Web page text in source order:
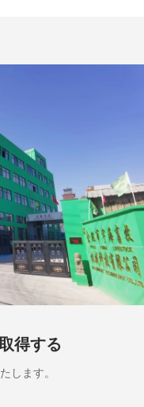
得する
します。